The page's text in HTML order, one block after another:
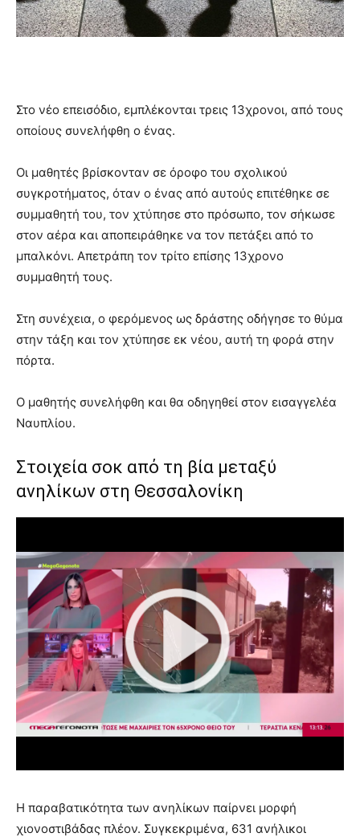
Στο νέο επεισόδιο, εμπλέκονται τρεις 13χρονοι, από τους
οποίους συνελήφθη ο ένας.
Οι μαθητές βρίσκονταν σε όροφο του σχολικού
συγκροτήματος, όταν ο ένας από αυτούς επιτέθηκε σε
συμμαθητή του, τον χτύπησε στο πρόσωπο, τον σήκωσε
στον αέρα και αποπειράθηκε να τον πετάξει από το
μπαλκόνι. Απετράπη τον τρίτο επίσης 13χρονο
συμμαθητή τους.
Στη συνέχεια, ο φερόμενος ως δράστης οδήγησε το θύμα
στην τάξη και τον χτύπησε εκ νέου, αυτή τη φορά στην
πόρτα.
Ο μαθητής συνελήφθη και θα οδηγηθεί στον εισαγγελέα
Ναυπλίου.
Στοιχεία σοκ από τη βία μεταξύ
ανηλίκων στη Θεσσαλονίκη
Η παραβατικότητα των ανηλίκων παίρνει μορφή
χιονοστιβάδας πλέον. Συγκεκριμένα, 631 ανήλικοι